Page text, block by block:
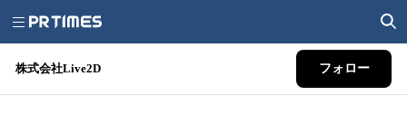
株式会社Live2D フォロー